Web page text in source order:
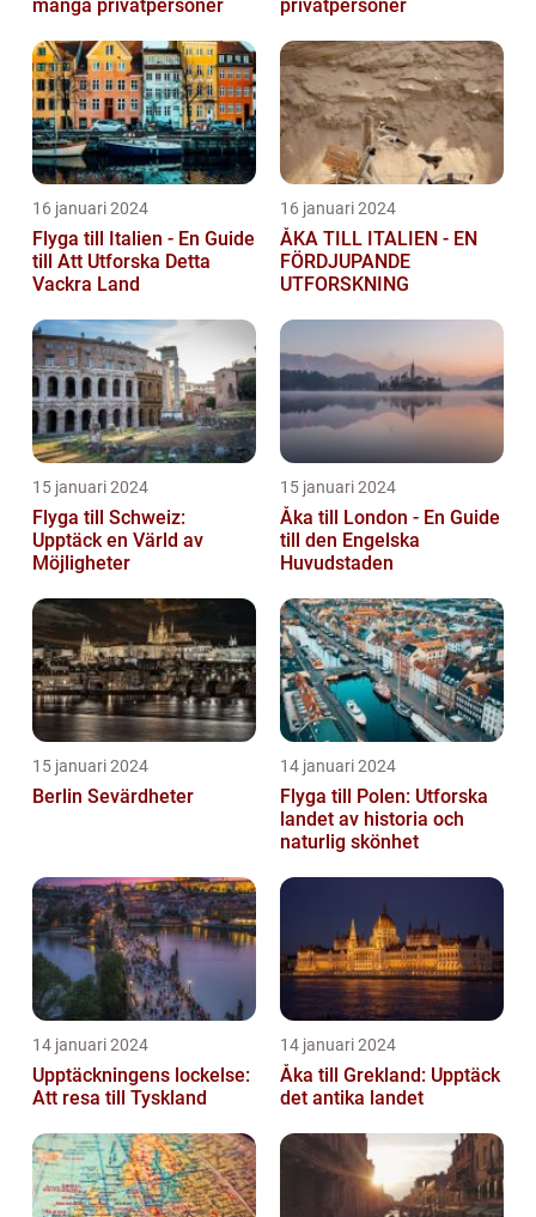
många privatpersoner
privatpersoner
16 januari 2024
Flyga till Italien - En Guide
till Att Utforska Detta
Vackra Land
16 januari 2024
ÅKA TILL ITALIEN - EN
FÖRDJUPANDE
UTFORSKNING
15 januari 2024
Flyga till Schweiz:
Upptäck en Värld av
Möjligheter
15 januari 2024
Åka till London - En Guide
till den Engelska
Huvudstaden
15 januari 2024
Berlin Sevärdheter
14 januari 2024
Flyga till Polen: Utforska
landet av historia och
naturlig skönhet
14 januari 2024
Upptäckningens lockelse:
Att resa till Tyskland
14 januari 2024
Åka till Grekland: Upptäck
det antika landet